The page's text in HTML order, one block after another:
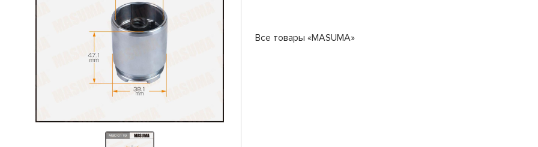
Все товары «MASUMA»